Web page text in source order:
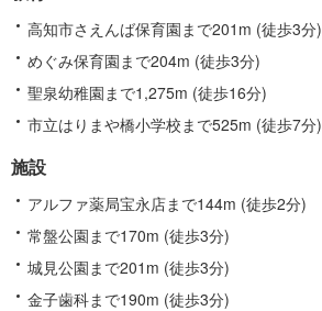
高知市さえんば保育園まで201m (徒歩3分)
めぐみ保育園まで204m (徒歩3分)
聖泉幼稚園まで1,275m (徒歩16分)
市立はりまや橋小学校まで525m (徒歩7分)
施設
アルファ薬局宝永店まで144m (徒歩2分)
常盤公園まで170m (徒歩3分)
城見公園まで201m (徒歩3分)
金子歯科まで190m (徒歩3分)